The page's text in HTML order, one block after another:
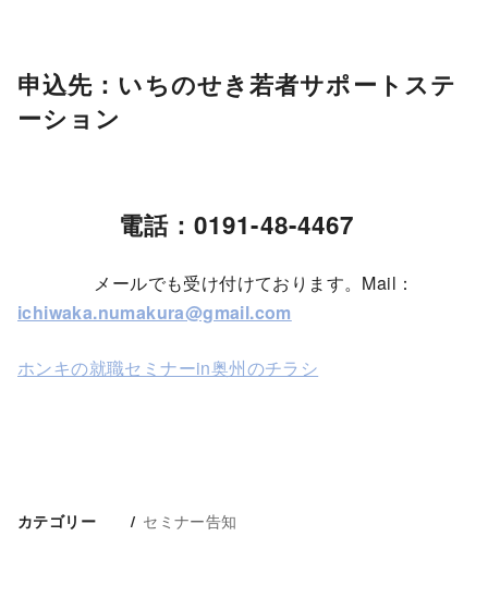
申込先：いちのせき若者サポートステ
ーション
電話：0191-48-4467
メールでも受け付けております。Mail：
ichiwaka.numakura@gmail.com
ホンキの就職セミナーin奥州のチラシ
カテゴリー セミナー告知